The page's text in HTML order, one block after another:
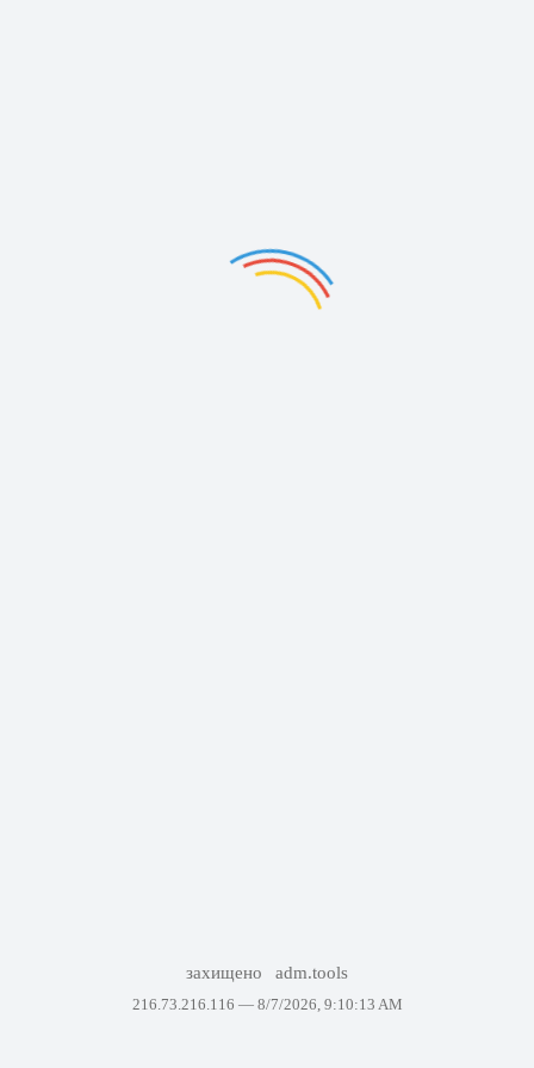
захищено adm.tools
216.73.216.116 — 8/7/2026, 9:10:13 AM